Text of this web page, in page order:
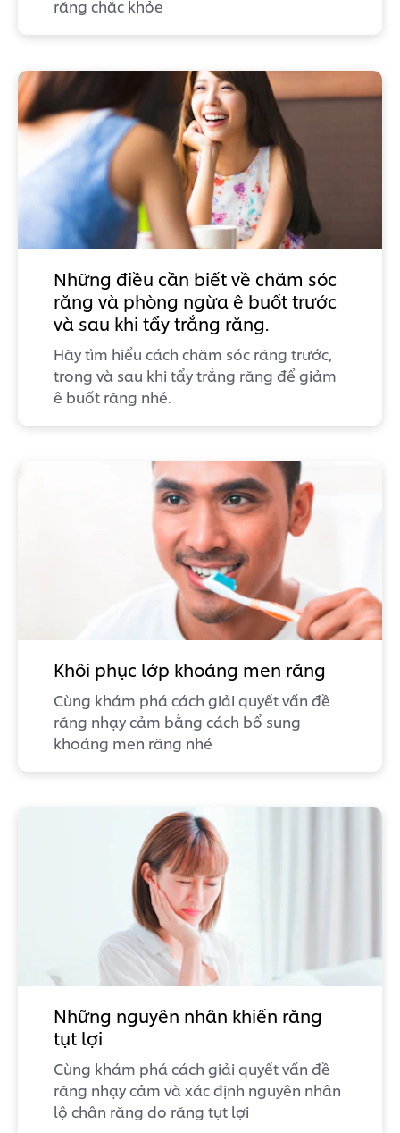
răng chắc khỏe
Những điều cần biết về chăm sóc
răng và phòng ngừa ê buốt trước
và sau khi tẩy trắng răng.
Hãy tìm hiểu cách chăm sóc răng trước,
trong và sau khi tẩy trắng răng để giảm
ê buốt răng nhé.
Khôi phục lớp khoáng men răng
Cùng khám phá cách giải quyết vấn đề
răng nhạy cảm bằng cách bổ sung
khoáng men răng nhé
Những nguyên nhân khiến răng
tụt lợi
Cùng khám phá cách giải quyết vấn đề
răng nhạy cảm và xác định nguyên nhân
lộ chân răng do răng tụt lợi